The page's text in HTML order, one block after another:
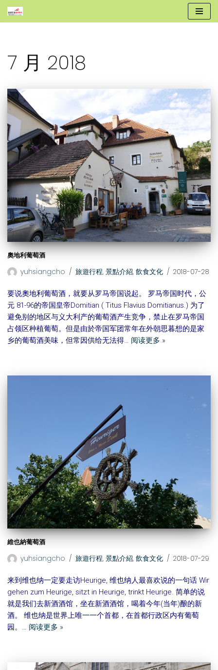
文
7 月 2018
奧地利葡萄酒
yuhsiangcho
旅遊行程, 景點介紹, 飲食文化 2018-07-28
要说奧地利葡萄酒，就要从罗马帝国说起。 罗马帝国时代，公
元 81-96的帝国皇帝Domitian ( Titus Flavius Domitianus.) 为了
避免别的地区与义大利产的葡萄酒产生竞争，禁止在罗马帝国
占领区种植葡萄。但是由於帝国军团常年在外朝思暮想的是家
乡的葡萄酒美味，但常因供给无法得… 阅读更多 »
維也納葡萄酒
yuhsiangcho
旅遊行程, 景點介紹, 飲食文化 2018-07-29
来到维也纳一定要走访Heurige, 维也纳人最喜欢说的一句话 Wir
gehen zum Heurige, sitzt in Heurige, trinkt Heurige. 简单的说
就是我们去新酒酒馆，坐在新酒酒馆，喝着今年(当年)酿的新
酒。 维也纳是世界上唯一一个首都，在首都行政区内有葡萄
园。… 阅读更多 »